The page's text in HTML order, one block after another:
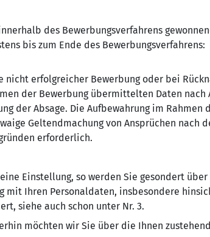
des Bewerbungsverfahrens
bis zum Ende des Bewerbungsverfahrens:
nicht erfolgreicher Bewerbung oder bei
der Bewerbung übermittelten Daten nach
der Absage. Die Aufbewahrung im
Geltendmachung von Ansprüchen nach
erforderlich.
Einstellung, so werden Sie gesondert
mit Ihren Personaldaten, insbesondere
siehe auch schon unter Nr. 3.
möchten wir Sie über die Ihnen